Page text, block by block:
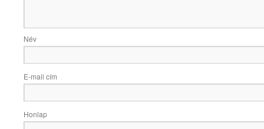
Név
E-mail cím
Honlap